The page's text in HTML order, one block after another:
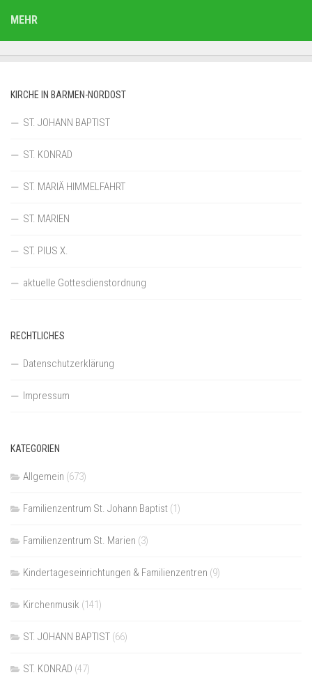
MEHR
KIRCHE IN BARMEN-NORDOST
ST. JOHANN BAPTIST
ST. KONRAD
ST. MARIÄ HIMMELFAHRT
ST. MARIEN
ST. PIUS X.
aktuelle Gottesdienstordnung
RECHTLICHES
Datenschutzerklärung
Impressum
KATEGORIEN
Allgemein (673)
Familienzentrum St. Johann Baptist (1)
Familienzentrum St. Marien (3)
Kindertageseinrichtungen & Familienzentren (9)
Kirchenmusik (141)
ST. JOHANN BAPTIST (66)
ST. KONRAD (47)